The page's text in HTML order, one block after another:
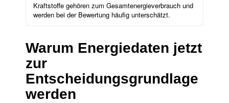
Kraftstoffe gehören zum Gesamtenergieverbrauch und
werden bei der Bewertung häufig unterschätzt.
Warum Energiedaten jetzt
zur
Entscheidungsgrundlage
werden